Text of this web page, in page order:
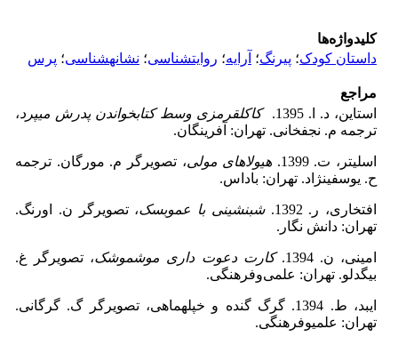
کلیدواژه‌ها
داستان کودک؛ پیرنگ؛ آرایه؛ روایت‎شناسی ؛ نشانه‎شناسی ؛ پرس
مراجع
استاین، د. ا. 1395.
کاکل­قرمزی وسط کتاب­خواندن پدرش می­پرد،
ترجمه م. نجف‎خانی. تهران: آفرینگان.
اسلیتر، ت. 1399. هیولاهای مولی، تصویرگر م. مورگان. ترجمه
ح. یوسفی­نژاد. تهران: باداس.
افتخاری، ر. 1392. شب­نشینی با عموبسک، تصویرگر ن. اورنگ.
تهران: دانش نگار.
امینی، ن. 1394. کارت دعوت داری موش­موشک، تصویرگر غ.
بیگدلو. تهران: علمی‌وفرهنگی.
ایبد، ط. 1394. گرگ گنده و خپله­ماهی، تصویرگر گ. گرگانی.
تهران: علمی­وفرهنگی.